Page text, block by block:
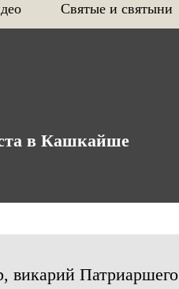
Святые и святыни
в Кашкайше
викарий Патриаршего